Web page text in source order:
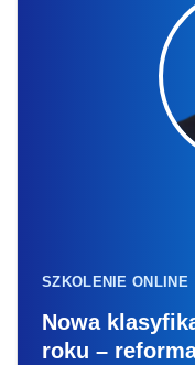
SZKOLENIE ONLINE
Nowa
roku –